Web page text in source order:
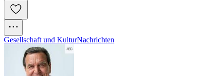
Gesellschaft und KulturNachrichten